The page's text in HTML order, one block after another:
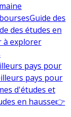
Guide des
des études en
à explorer
pays pour
pays pour
d'études et
en hausse👉